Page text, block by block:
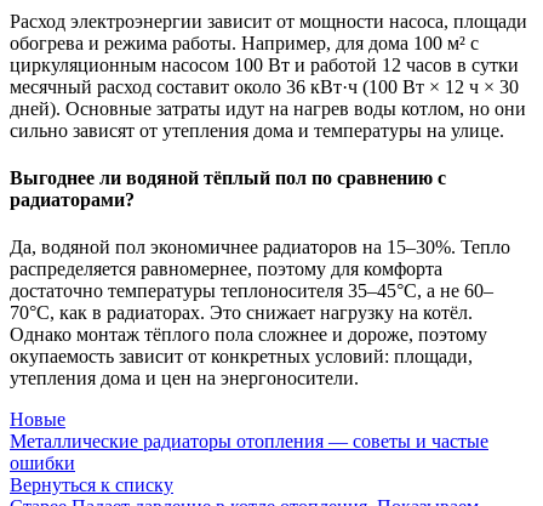
Расход электроэнергии зависит от мощности насоса, площади
обогрева и режима работы. Например, для дома 100 м² с
циркуляционным насосом 100 Вт и работой 12 часов в сутки
месячный расход составит около 36 кВт·ч (100 Вт × 12 ч × 30
дней). Основные затраты идут на нагрев воды котлом, но они
сильно зависят от утепления дома и температуры на улице.
Выгоднее ли водяной тёплый пол по сравнению с
радиаторами?
Да, водяной пол экономичнее радиаторов на 15–30%. Тепло
распределяется равномернее, поэтому для комфорта
достаточно температуры теплоносителя 35–45°C, а не 60–
70°C, как в радиаторах. Это снижает нагрузку на котёл.
Однако монтаж тёплого пола сложнее и дороже, поэтому
окупаемость зависит от конкретных условий: площади,
утепления дома и цен на энергоносители.
Новые
Металлические радиаторы отопления — советы и частые
ошибки
Вернуться к списку